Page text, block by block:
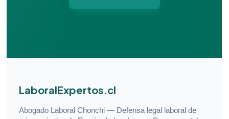
LaboralExpertos.cl
Abogado Laboral Chonchi — Defensa legal laboral de